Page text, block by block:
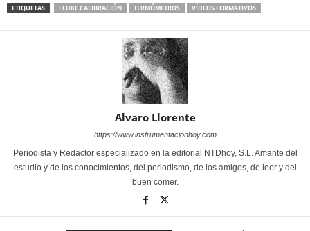
ETIQUETAS FLUKE CALIBRACIÓN TERMÓMETROS VÍDEOS FORMATIVOS
Alvaro Llorente
https://www.instrumentacionhoy.com
Periodista y Redactor especializado en la editorial NTDhoy, S.L. Amante del
estudio y de los conocimientos, del periodismo, de los amigos, de leer y del
buen comer.